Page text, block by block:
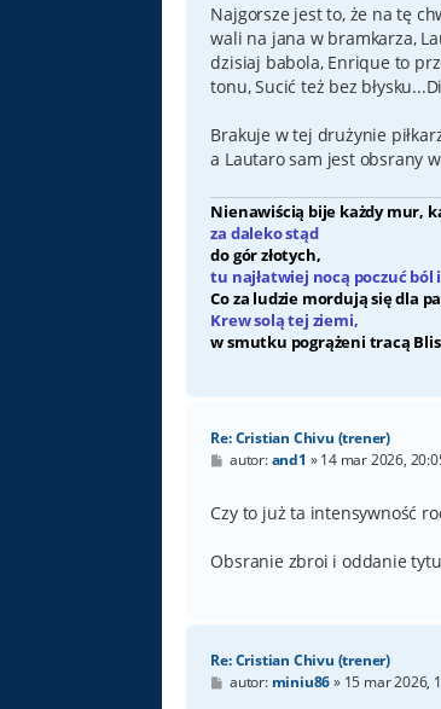
Najgorsze jest to, że na tę
wali na jana w bramkarza,
dzisiaj babola, Enrique to
tonu, Sucić też bez
Brakuje w tej drużynie
a Lautaro sam jest obsrany
Nienawiścią bije każdy mur,
za daleko stąd
do gór złotych,
tu najłatwiej nocą poczuć ból
Co za ludzie mordują się dla
Krew solą tej ziemi,
w smutku pogrążeni tracą
Re: Cristian Chivu (trener)
P
t
autor:and1 »14 mar 2026,
Czy to już ta intensywność
Obsranie zbroi i oddanie
Re: Cristian Chivu (trener)
Pautor: miniu86» 15 mar 2026,